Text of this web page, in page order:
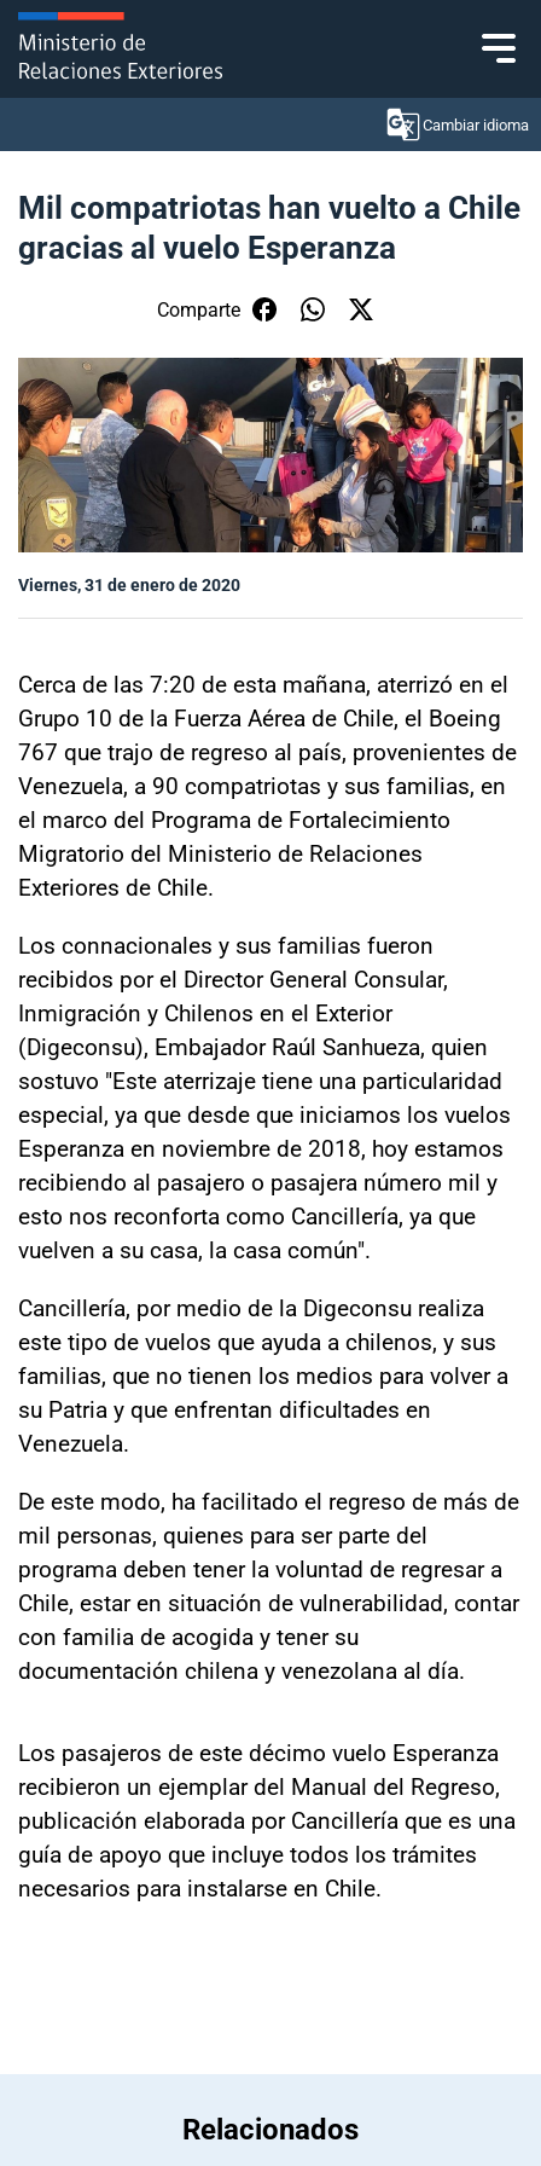
Click acá para ir directamente al contenido
Cambiar idioma
Ministerio
Política Exterior
Embajadas y consulados
Servicios ciudadanos
Subsecretaría de Relaciones Económicas
Internacionales
Sala de prensa
modo claro
Mil compatriotas han vuelto a Chile
gracias al vuelo Esperanza
Comparte
Viernes, 31 de enero de 2020
Cerca de las 7:20 de esta mañana, aterrizó en el
Grupo 10 de la Fuerza Aérea de Chile, el Boeing
767 que trajo de regreso al país, provenientes de
Venezuela, a 90 compatriotas y sus familias, en
el marco del Programa de Fortalecimiento
Migratorio del Ministerio de Relaciones
Exteriores de Chile.
Los connacionales y sus familias fueron
recibidos por el Director General Consular,
Inmigración y Chilenos en el Exterior
(Digeconsu), Embajador Raúl Sanhueza, quien
sostuvo "Este aterrizaje tiene una particularidad
especial, ya que desde que iniciamos los vuelos
Esperanza en noviembre de 2018, hoy estamos
recibiendo al pasajero o pasajera número mil y
esto nos reconforta como Cancillería, ya que
vuelven a su casa, la casa común".
Cancillería, por medio de la Digeconsu realiza
este tipo de vuelos que ayuda a chilenos, y sus
familias, que no tienen los medios para volver a
su Patria y que enfrentan dificultades en
Venezuela.
De este modo, ha facilitado el regreso de más de
mil personas, quienes para ser parte del
programa deben tener la voluntad de regresar a
Chile, estar en situación de vulnerabilidad, contar
con familia de acogida y tener su
documentación chilena y venezolana al día.
Los pasajeros de este décimo vuelo Esperanza
recibieron un ejemplar del Manual del Regreso,
publicación elaborada por Cancillería que es una
guía de apoyo que incluye todos los trámites
necesarios para instalarse en Chile.
Relacionados